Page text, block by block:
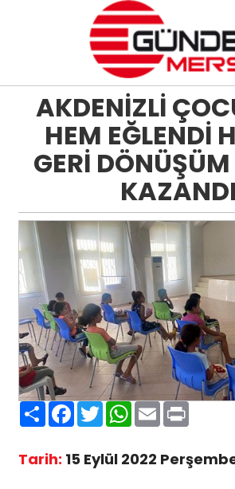
AKDENİZLİ
HEM EĞLENDİ
GERİ
KAZANDI
PaylaşFacebook
TwitterWhatsApp
EmailPrint
Tarih: 15 Eylül 2022